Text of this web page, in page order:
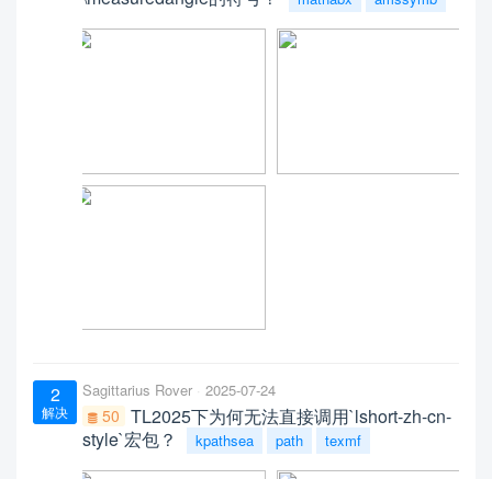
2
解决
Sagittarius Rover 2025-07-24
50 TL2025下为何无法直接调用`lshort-zh-cn-
style`宏包？
kpathsea path texmf